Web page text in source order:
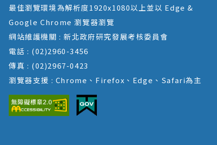
最佳瀏覽環境為解析度1920x1080以上並以 Edge &
Google Chrome 瀏覽器瀏覽
網站維護機關 : 新北政府研究發展考核委員會
電話 : (02)2960-3456
傳真 : (02)2967-0423
瀏覽器支援 : Chrome、Firefox、Edge、Safari為主